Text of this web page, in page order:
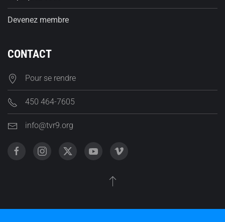
Devenez membre
CONTACT
Pour se rendre
450 464-7605
info@tvr9.org